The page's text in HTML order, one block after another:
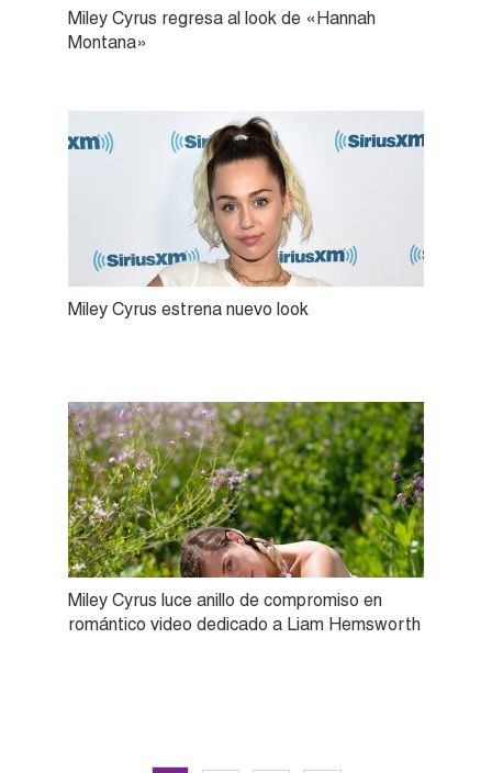
Miley Cyrus regresa al look de «Hannah
Montana»
Miley Cyrus estrena nuevo look
Miley Cyrus luce anillo de compromiso en
romántico video dedicado a Liam Hemsworth